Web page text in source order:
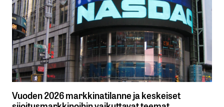
Vuoden 2026 markkinatilanne ja keskeiset